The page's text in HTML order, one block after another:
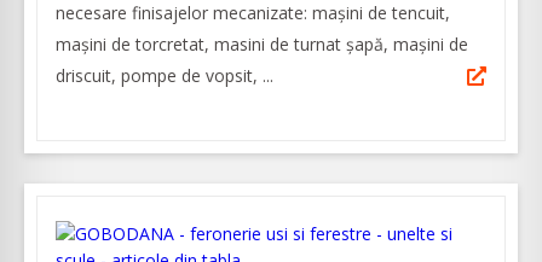
necesare finisajelor mecanizate: mașini de tencuit,
mașini de torcretat, masini de turnat șapă, mașini de
driscuit, pompe de vopsit, ...